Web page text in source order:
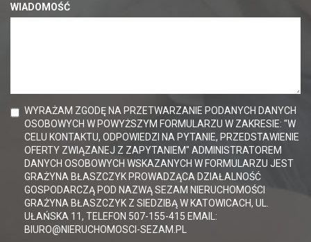
WIADOMOŚĆ
WYRAŻAM ZGODĘ NA PRZETWARZANIE PODANYCH DANYCH
OSOBOWYCH W POWYŻSZYM FORMULARZU W ZAKRESIE: "W
CELU KONTAKTU, ODPOWIEDZI NA PYTANIE, PRZEDSTAWIENIE
OFERTY ZWIĄZANEJ Z ZAPYTANIEM" ADMINISTRATOREM
DANYCH OSOBOWYCH WSKAZANYCH W FORMULARZU JEST
GRAŻYNA BŁASZCZYK PROWADZĄCA DZIAŁALNOŚĆ
GOSPODARCZĄ POD NAZWĄ SEZAM NIERUCHOMOŚCI
GRAŻYNA BŁASZCZYK Z SIEDZIBĄ W KATOWICACH, UL.
UŁAŃSKA 11, TELEFON 507-155-415 EMAIL:
BIURO@NIERUCHOMOSCI-SEZAM.PL